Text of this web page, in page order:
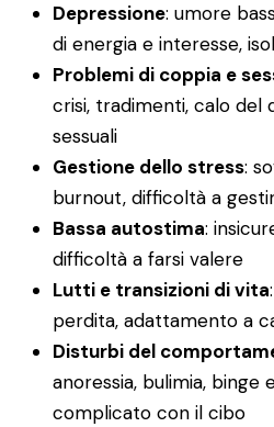
Depressione: umore
di energia e interesse,
Problemi di coppia e
crisi, tradimenti, calo del
sessuali
Gestione dello stress:
burnout, difficoltà a
Bassa autostima:
difficoltà a farsi valere
Lutti e transizioni di vita
perdita, adattamento a
Disturbi del
anoressia, bulimia, binge
complicato con il cibo